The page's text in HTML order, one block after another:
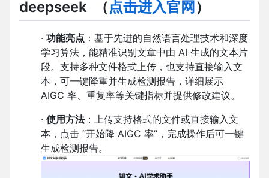
deepseek （点击进入官网 ）
· 功能亮点 ：基于先进的自然语言处理技术和深度
学习算法，能精准识别文章中由 AI 生成的文本片
段。支持多种文件格式上传，也支持直接输入文
本，可一键降重并生成检测报告，详细展示
AIGC 率、重复率等关键指标并提供修改建议。
· 使用方法：上传支持格式的文件或直接输入文
本，点击 “开始降 AIGC 率”，完成操作后可一键
生成检测报告。